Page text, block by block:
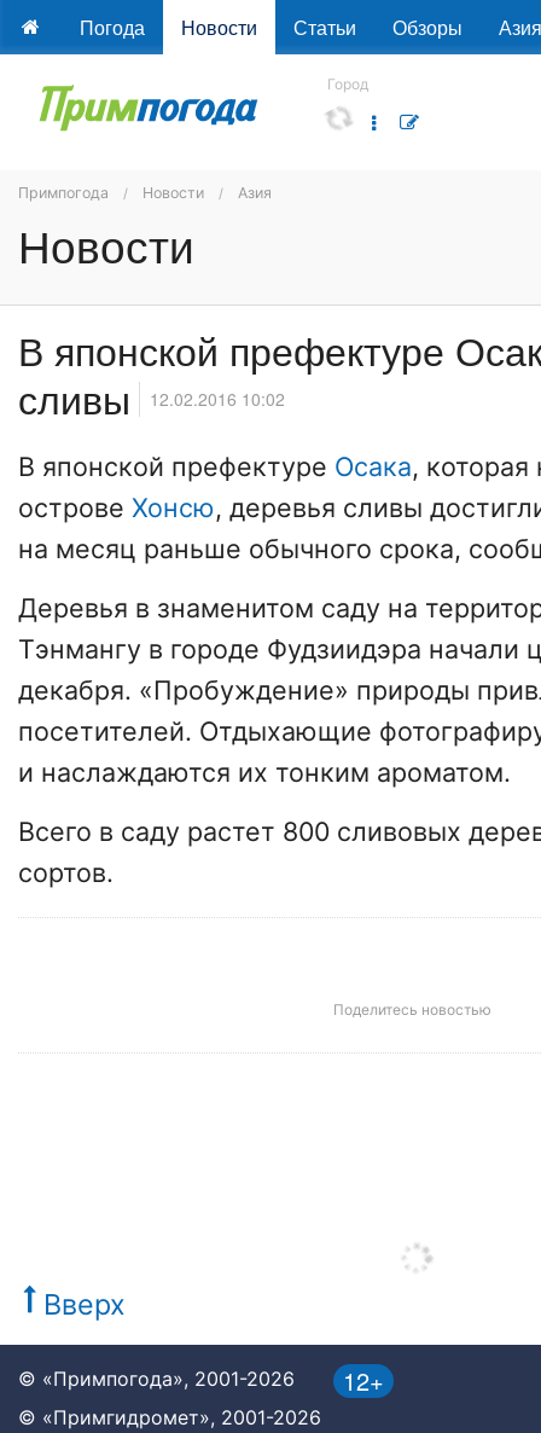
Погода Новости Статьи Обзоры Азия
Город
Примпогода Новости Азия
Новости
В японской префектуре
сливы
12.02.2016 10:02
В японской префектуре Осака, которая
острове Хонсю, деревья сливы
на месяц раньше обычного срока,
Деревья в знаменитом саду на
Тэнмангу в городе Фудзиидэра начали
декабря. «Пробуждение» природы
посетителей. Отдыхающие
и наслаждаются их тонким ароматом.
Всего в саду растет 800 сливовых
сортов.
Поделитесь новостью
Вверх
12+
© «Примпогода», 2001-2026
© «Примгидромет», 2001-2026